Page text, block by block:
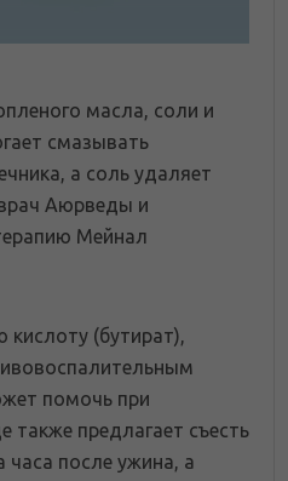
масла, соли и
смазывать
а соль удаляет
Аюрведы и
Мейнал
кислоту (бутират),
помочь при
предлагает съесть
часа после ужина, а